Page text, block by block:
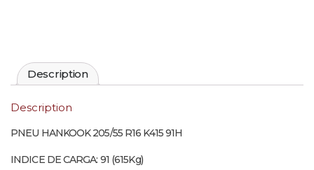
Description
Description
PNEU HANKOOK 205/55 R16 K415 91H
INDICE DE CARGA: 91 (615Kg)